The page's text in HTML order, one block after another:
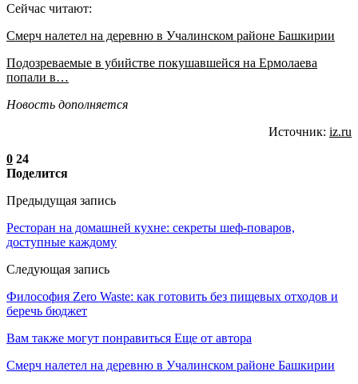
Сейчас читают:
Смерч налетел на деревню в Учалинском районе Башкирии
Подозреваемые в убийстве покушавшейся на Ермолаева
попали в…
Новость дополняется
Источник: iz.ru
0 24
Поделится
Предыдущая запись
Ресторан на домашней кухне: секреты шеф-поваров,
доступные каждому
Следующая запись
Философия Zero Waste: как готовить без пищевых отходов и
беречь бюджет
Вам также могут понравиться Еще от автора
Смерч налетел на деревню в Учалинском районе Башкирии